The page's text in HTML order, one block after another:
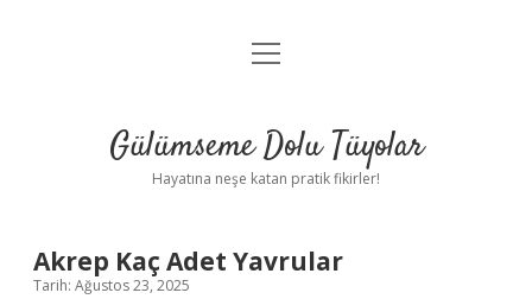
Anasayfa
Yasal Uyarı
menüyü
Gülümseme Dolu Tüyolar
Hayatına neşe katan pratik fikirler!
Akrep Kaç Adet Yavrular
Tarih: Ağustos 23, 2025